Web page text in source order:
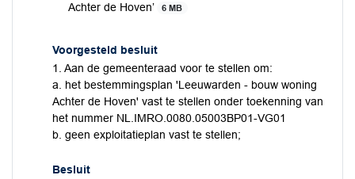
Achter de Hoven’
6 MB
Voorgesteld besluit
1. Aan de gemeenteraad voor te stellen om:
a. het bestemmingsplan 'Leeuwarden - bouw woning
Achter de Hoven' vast te stellen onder toekenning van
het nummer NL.IMRO.0080.05003BP01-VG01
b. geen exploitatieplan vast te stellen;
Besluit